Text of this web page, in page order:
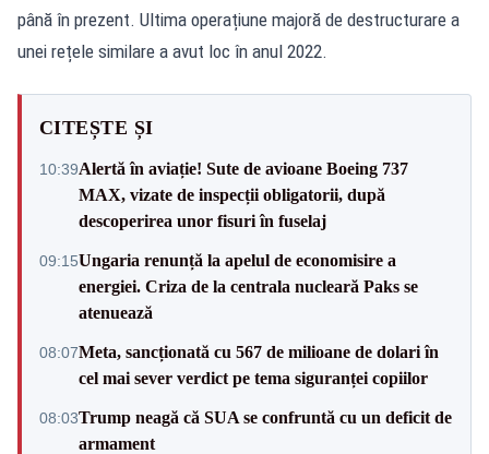
până în prezent. Ultima operațiune majoră de destructurare a
unei rețele similare a avut loc în anul 2022.
CITEȘTE ȘI
10:39Alertă în aviație! Sute de avioane Boeing 737
MAX, vizate de inspecții obligatorii, după
descoperirea unor fisuri în fuselaj
09:15Ungaria renunță la apelul de economisire a
energiei. Criza de la centrala nucleară Paks se
atenuează
08:07Meta, sancționată cu 567 de milioane de dolari în
cel mai sever verdict pe tema siguranței copiilor
08:03Trump neagă că SUA se confruntă cu un deficit de
armament